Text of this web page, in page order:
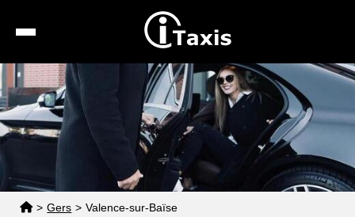
Recherche
Calcul de tarif
Taxis conventionnés
Espace pro
> Gers > Valence-sur-Baïse